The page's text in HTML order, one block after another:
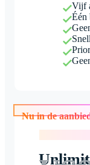
Vijf
Één
Nu in de